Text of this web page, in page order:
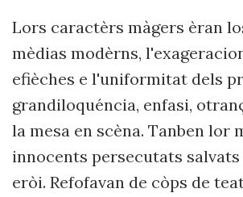
Lors caractèrs màgers èran
mèdias modèrns,
efièches e l'uniformitat dels
grandiloquéncia, enfasi,
la mesa en scèna. Tanben lor
innocents persecutats
eròi. Refofavan de còps de